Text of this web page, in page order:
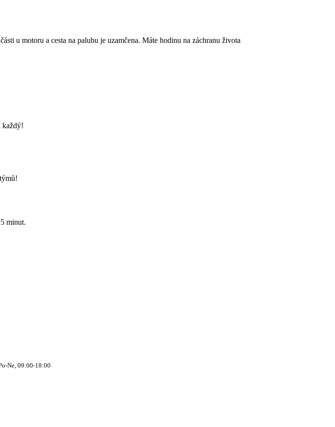
u motoru a cesta na palubu je uzamčena. Máte hodinu na záchranu života
každý!
minut.
Ne, 09:00-18:00